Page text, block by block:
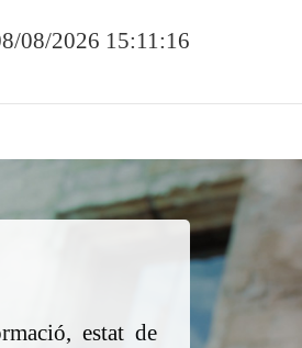
08/2026 15:11:16
estat de